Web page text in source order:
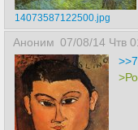
14073587122500.jpg
Аноним 07/08/14 Чтв